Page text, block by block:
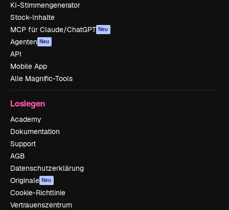
KI-Stimmengenerator
Stock-Inhalte
MCP für Claude/ChatGPT Neu
Agenten Neu
API
Mobile App
Alle Magnific-Tools
Loslegen
Academy
Dokumentation
Support
AGB
Datenschutzerklärung
Originale Neu
Cookie-Richtlinie
Vertrauenszentrum